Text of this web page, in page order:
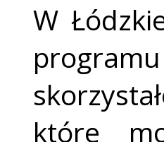
W
które